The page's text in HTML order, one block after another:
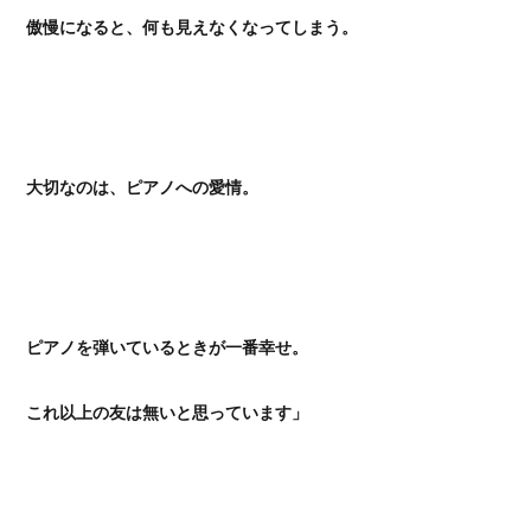
傲慢になると、何も見えなくなってしまう。
大切なのは、ピアノへの愛情。
ピアノを弾いているときが一番幸せ。
これ以上の友は無いと思っています」